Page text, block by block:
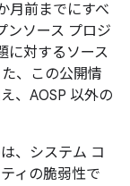
月前までにすべ
ンソース プロジ
に対するソース
、この公開情
、AOSP 以外の
、システム コ
ィの脆弱性で